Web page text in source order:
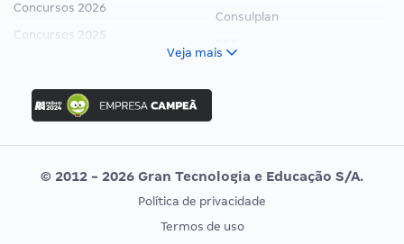
Concursos 2026
Concursos 2025
Concurso Ibama
Concurso MPU
Editais publicados
Consulplan
Vunesp
CONCURSOS POR PROFISSÃO
EXAME DE ORDEM
Veja mais
© 2012 - 2026 Gran Tecnologia e Educação S/A.
Política de privacidade
Termos de uso